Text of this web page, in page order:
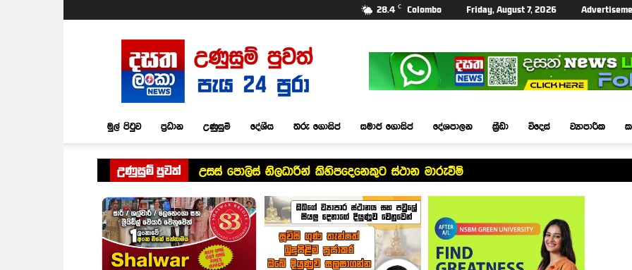
28.4 C Colombo Friday, August 7, 2026
Dasatha
Lanka
News
මුල් පිටුව ප්‍රධාන උණුසුම් දේශීය තරු ගොසිප් සමාජ ගොසිප් දේශපාලන ක්‍රීඩා විදෙස් ව්‍යාපාරික
උණුසුම් පුවත් උසස් පොලිස් නිලධාරීන් කිහිපදෙනෙකුට ස්ථාන මාරුවීම්